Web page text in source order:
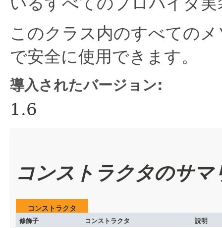
このクラス内のすべての
で安全に使用できます。
導入されたバージョン:
1.6
コンストラクタのサマ
コンストラクタ
修飾子 コンストラクタ 説明